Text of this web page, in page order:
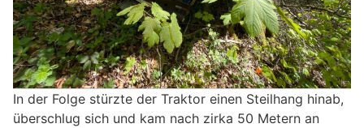
In der Folge stürzte der Traktor einen Steilhang hinab,
überschlug sich und kam nach zirka 50 Metern an